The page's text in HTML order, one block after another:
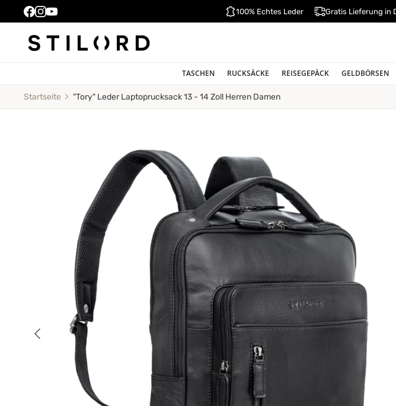
100% Echtes Leder Gratis Lieferung in
TASCHEN RUCKSÄCKE REISEGEPÄCK GELDBÖRSEN
Startseite "Tory" Leder Laptoprucksack 13 - 14 Zoll Herren Damen
Vorherige